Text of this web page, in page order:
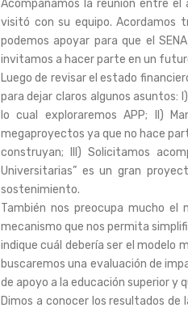
Acompañamos la reunión entre el
visitó con su equipo. Acordamos
podemos apoyar para que el
invitamos a hacer parte en un
Luego de revisar el estado
para dejar claros algunos asuntos:
lo cual exploraremos APP; II)
megaproyectos ya que no hace
construyan; III) Solicitamos
Universitarias” es un gran
sostenimiento.
También nos preocupa mucho el
mecanismo que nos permita
indique cuál debería ser el modelo
buscaremos una evaluación de
de apoyo a la educación superior y
Dimos a conocer los resultados